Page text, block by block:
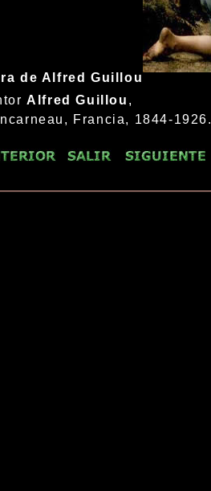
de Alfred Guillou
Alfred Guillou ,
Francia, 1844-1926.